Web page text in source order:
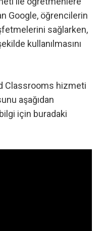
Google, öğrencilerin
sağlarken,
kullanılmasını
Classrooms hizmeti
aşağıdan
için buradaki